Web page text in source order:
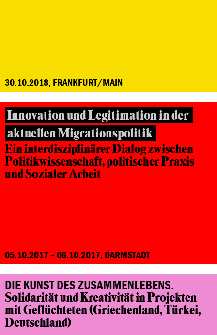
30.10.2018, FRANKFURT/MAIN
Innovation und Legitimation in der
aktuellen Migrationspolitik
Ein interdisziplinärer Dialog zwischen
Politikwissenschaft, politischer Praxis
und Sozialer Arbeit
05.10.2017 – 06.10.2017, DARMSTADT
DIE KUNST DES ZUSAMMENLEBENS.
Solidarität und Kreativität in Projekten
mit Geflüchteten(Griechenland, Türkei,
Deutschland)